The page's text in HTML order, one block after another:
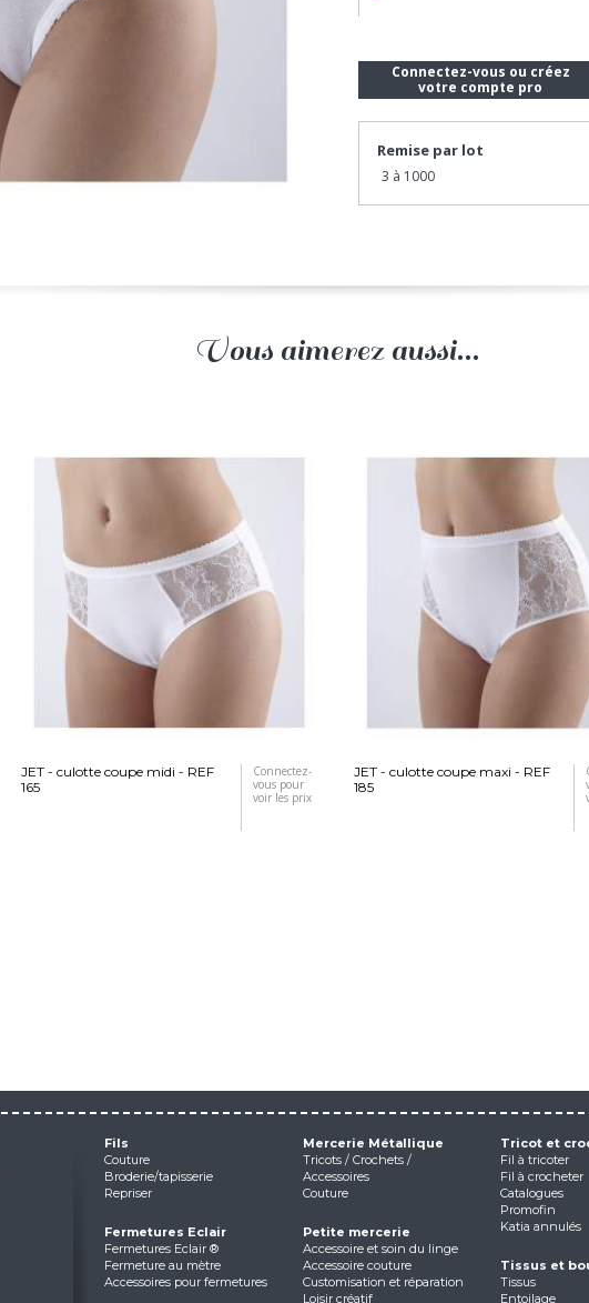
Connectez-vous ou créez
votre compte pro
Remise par lot
3 à 1000
Vous aimerez aussi...
JET - culotte coupe midi - REF
165
Connectez-
vous pour
voir les prix
JET - culotte coupe maxi - REF
185
Fils
Couture
Broderie/tapisserie
Repriser
Fermetures Eclair
Fermetures Eclair ®
Fermeture au mètre
Accessoires pour fermetures
Mercerie Métallique
Tricots / Crochets /
Accessoires
Couture
Petite mercerie
Accessoire et soin du linge
Accessoire couture
Customisation et réparation
Loisir créatif
Tricot et
Fil à tricoter
Fil à crocheter
Catalogues
Promofin
Katia annulés
Tissus et
Tissus
Entoilage